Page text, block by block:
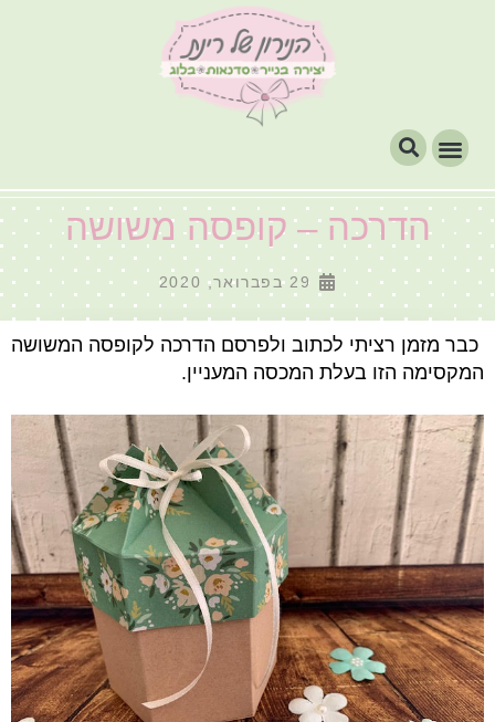
הדרכה – קופסה משושה
29 בפברואר, 2020
כבר מזמן רציתי לכתוב ולפרסם הדרכה לקופסה המשושה
המקסימה הזו בעלת המכסה המעניין.